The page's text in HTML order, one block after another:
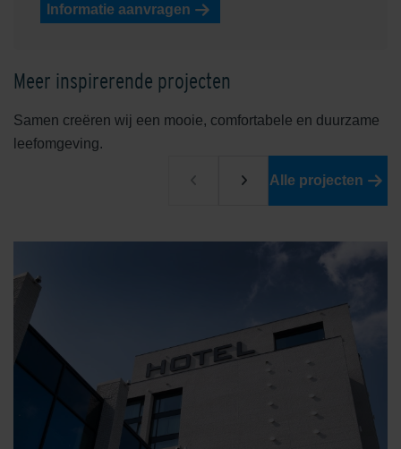
Informatie aanvragen
Meer inspirerende projecten
Samen creëren wij een mooie, comfortabele en duurzame
leefomgeving.
Alle projecten